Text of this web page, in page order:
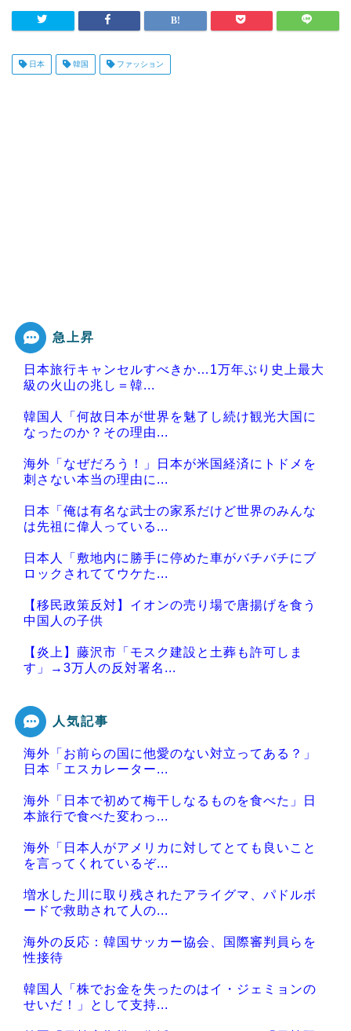
日本 韓国 ファッション
急上昇
日本旅行キャンセルすべきか…1万年ぶり史上最大
級の火山の兆し＝韓...
韓国人「何故日本が世界を魅了し続け観光大国に
なったのか？その理由...
海外「なぜだろう！」日本が米国経済にトドメを
刺さない本当の理由に...
日本「俺は有名な武士の家系だけど世界のみんな
は先祖に偉人っている...
日本人「敷地内に勝手に停めた車がバチバチにブ
ロックされててウケた...
【移民政策反対】イオンの売り場で唐揚げを食う
中国人の子供
【炎上】藤沢市「モスク建設と土葬も許可しま
す」→3万人の反対署名...
Powered by livedoor 相互RSS
人気記事
海外「お前らの国に他愛のない対立ってある？」
日本「エスカレーター...
海外「日本で初めて梅干しなるものを食べた」日
本旅行で食べた変わっ...
海外「日本人がアメリカに対してとても良いこと
を言ってくれているぞ...
増水した川に取り残されたアライグマ、パドルボ
ードで救助されて人の...
海外の反応：韓国サッカー協会、国際審判員らを
性接待
韓国人「株でお金を失ったのはイ・ジェミョンの
せいだ！」として支持...